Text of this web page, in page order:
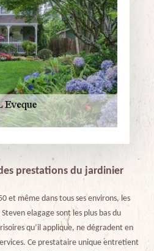
prestations du jardinier
et même dans tous ses environs, les
elagage sont les plus bas du
qu’il applique, ne dégradent en
Ce prestataire unique entretient